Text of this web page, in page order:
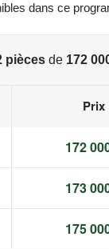
dans ce
pièces de 172
Prix
172
173
175